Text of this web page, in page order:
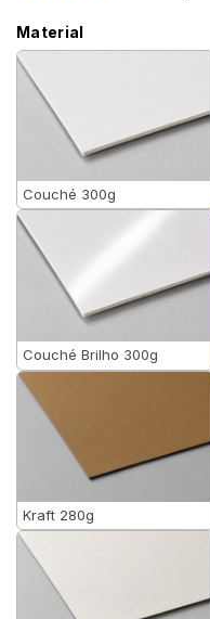
Material
Couché 300g
Couché Brilho 300g
Kraft 280g